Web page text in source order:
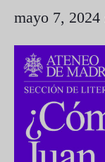
mayo 7, 2024